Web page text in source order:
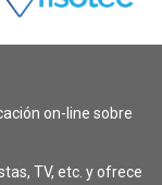
on-line sobre
TV, etc. y ofrece